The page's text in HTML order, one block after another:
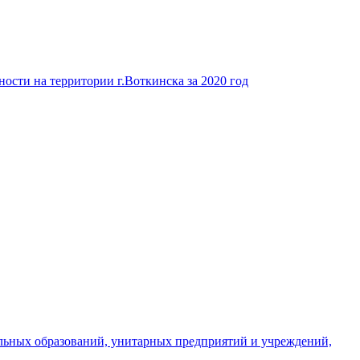
на территории г.Воткинска за 2020 год
образований, унитарных предприятий и учреждений,